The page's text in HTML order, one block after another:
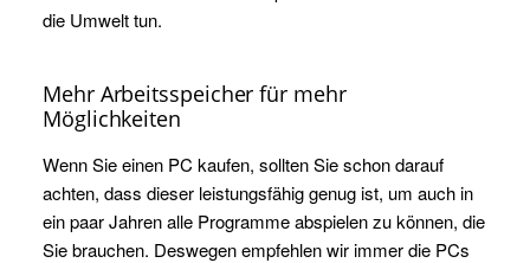
die Umwelt tun.
Mehr Arbeitsspeicher für mehr
Möglichkeiten
Wenn Sie einen PC kaufen, sollten Sie schon darauf
achten, dass dieser leistungsfähig genug ist, um auch in
ein paar Jahren alle Programme abspielen zu können, die
Sie brauchen. Deswegen empfehlen wir immer die PCs